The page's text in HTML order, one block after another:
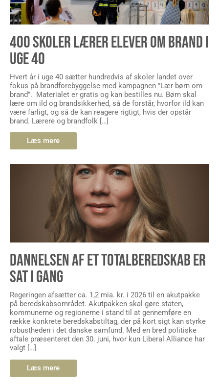
400 SKOLER LÆRER ELEVER OM BRAND I
UGE 40
Hvert år i uge 40 sætter hundredvis af skoler landet over
fokus på brandforebyggelse med kampagnen ”Lær børn om
brand”. Materialet er gratis og kan bestilles nu. Børn skal
lære om ild og brandsikkerhed, så de forstår, hvorfor ild kan
være farligt, og så de kan reagere rigtigt, hvis der opstår
brand. Lærere og brandfolk […]
Læs mere
DANNELSEN AF ET TOTALBEREDSKAB ER
SAT I GANG
Regeringen afsætter ca. 1,2 mia. kr. i 2026 til en akutpakke
på beredskabsområdet. Akutpakken skal gøre staten,
kommunerne og regionerne i stand til at gennemføre en
række konkrete beredskabstiltag, der på kort sigt kan styrke
robustheden i det danske samfund. Med en bred politiske
aftale præsenteret den 30. juni, hvor kun Liberal Alliance har
valgt […]
Læs mere